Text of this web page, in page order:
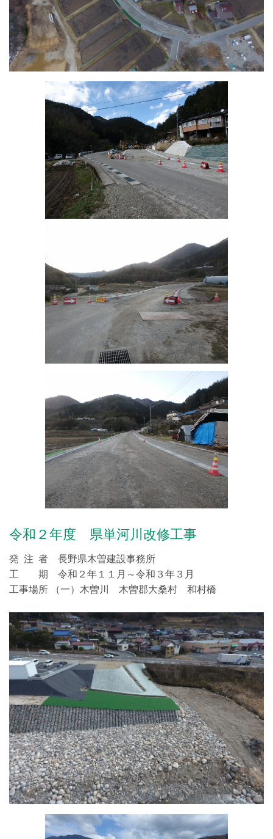
令和２年度 県単河川改修工事
発 注 者 長野県木曽建設事務所
工 期 令和２年１１月～令和３年３月
工事場所 （一）木曽川 木曽郡大桑村 和村橋